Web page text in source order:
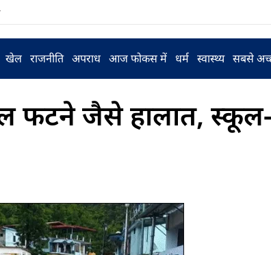
खेल राजनीति अपराध आज फोकस में धर्म स्वास्थ्य सबसे
फटने जैसे हालात,